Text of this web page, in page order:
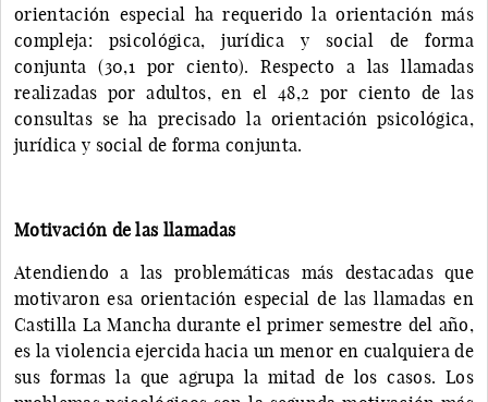
orientación especial ha requerido la orientación más
compleja: psicológica, jurídica y social de forma
conjunta (30,1 por ciento). Respecto a las llamadas
realizadas por adultos, en el 48,2 por ciento de las
consultas se ha precisado la orientación psicológica,
jurídica y social de forma conjunta.
Motivación de las llamadas
Atendiendo a las problemáticas más destacadas que
motivaron esa orientación especial de las llamadas en
Castilla La Mancha durante el primer semestre del año,
es la violencia ejercida hacia un menor en cualquiera de
sus formas la que agrupa la mitad de los casos. Los